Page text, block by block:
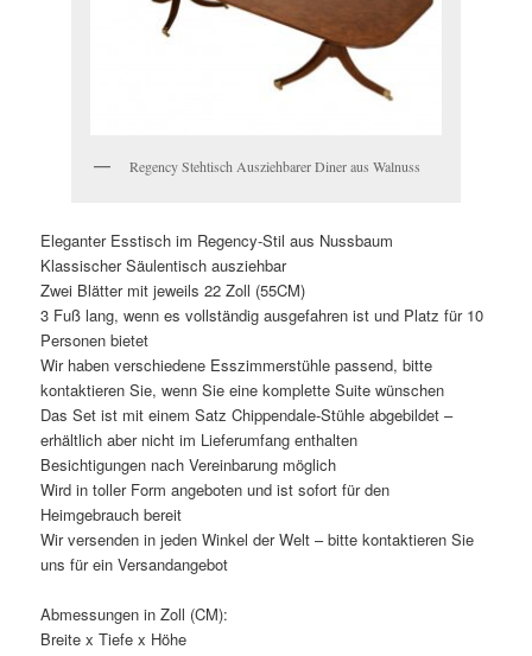
Regency Stehtisch Ausziehbarer Diner aus Walnuss
Eleganter Esstisch im Regency-Stil aus Nussbaum
Klassischer Säulentisch ausziehbar
Zwei Blätter mit jeweils 22 Zoll (55CM)
3 Fuß lang, wenn es vollständig ausgefahren ist und Platz für 10
Personen bietet
Wir haben verschiedene Esszimmerstühle passend, bitte
kontaktieren Sie, wenn Sie eine komplette Suite wünschen
Das Set ist mit einem Satz Chippendale-Stühle abgebildet –
erhältlich aber nicht im Lieferumfang enthalten
Besichtigungen nach Vereinbarung möglich
Wird in toller Form angeboten und ist sofort für den
Heimgebrauch bereit
Wir versenden in jeden Winkel der Welt – bitte kontaktieren Sie
uns für ein Versandangebot
Abmessungen in Zoll (CM):
Breite x Tiefe x Höhe